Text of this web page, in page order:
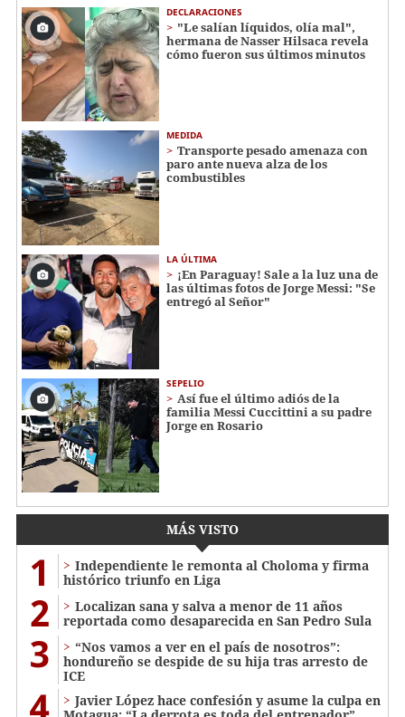
DECLARACIONES
"Le salían líquidos, olía mal",
hermana de Nasser Hilsaca revela
cómo fueron sus últimos minutos
MEDIDA
Transporte pesado amenaza con
paro ante nueva alza de los
combustibles
LA ÚLTIMA
¡En Paraguay! Sale a la luz una de
las últimas fotos de Jorge Messi: "Se
entregó al Señor"
SEPELIO
Así fue el último adiós de la
familia Messi Cuccittini a su padre
Jorge en Rosario
MÁS VISTO
1
Independiente le remonta al Choloma y firma
histórico triunfo en Liga
2
Localizan sana y salva a menor de 11 años
reportada como desaparecida en San Pedro Sula
3
“Nos vamos a ver en el país de nosotros”:
hondureño se despide de su hija tras arresto de
ICE
4
Javier López hace confesión y asume la culpa en